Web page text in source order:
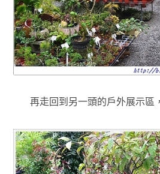
再走回到另一頭的戶外展示區